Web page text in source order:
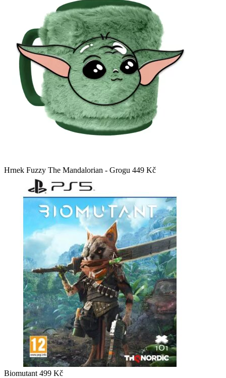
Hrnek Fuzzy The Mandalorian - Grogu 449 Kč
Biomutant 499 Kč